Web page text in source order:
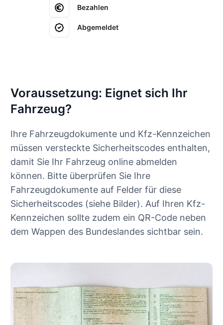
Bezahlen
Abgemeldet
Voraussetzung: Eignet sich Ihr
Fahrzeug?
Ihre Fahrzeugdokumente und Kfz-Kennzeichen
müssen versteckte Sicherheitscodes enthalten,
damit Sie Ihr Fahrzeug online abmelden
können. Bitte überprüfen Sie Ihre
Fahrzeugdokumente auf Felder für diese
Sicherheitscodes (siehe Bilder). Auf Ihren Kfz-
Kennzeichen sollte zudem ein QR-Code neben
dem Wappen des Bundeslandes sichtbar sein.